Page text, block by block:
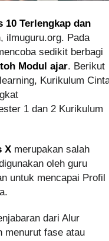
10 Terlengkap dan
ilmuguru.org. Pada
sedikit berbagi
Modul ajar. Berikut
Kurikulum
1 dan 2 Kurikulum
X merupakan salah
oleh guru
untuk mencapai Profil
dari Alur
menurut fase atau